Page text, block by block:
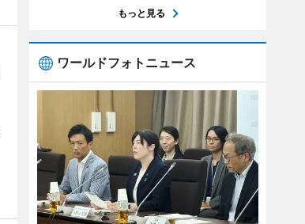
もっと見る
ワールドフォトニュース